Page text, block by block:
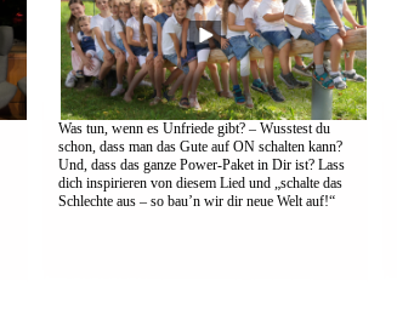
Was tun, wenn es Unfriede gibt? – Wusstest du
schon, dass man das Gute auf ON schalten kann?
Und, dass das ganze Power-Paket in Dir ist? Lass
dich inspirieren von diesem Lied und „schalte das
Schlechte aus – so bau’n wir dir neue Welt auf!“